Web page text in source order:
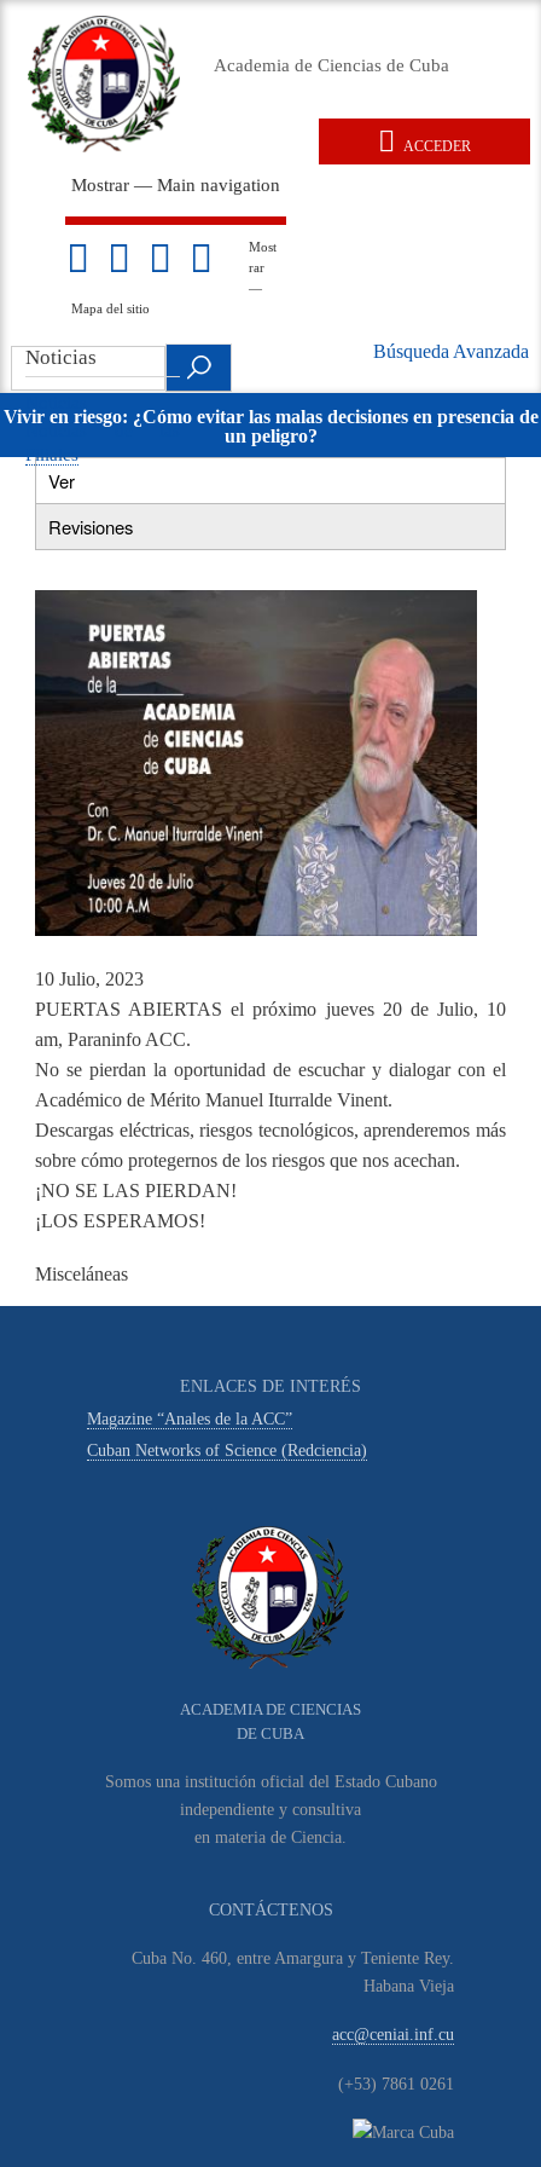
contenido
Academia de Ciencias de Cuba
Main
navigation
Mostrar — Main navigation
Inicio
Acerca de
Membresía
Premios
Eventos
Relaciones exteriores
Documentos legales
Repositorio
Noticias
sitio
Most
rar
—
Mapa del sitio
.
ACCEDER
Search Búsqueda Avanzada
Vivir en riesgo: ¿Cómo evitar las malas decisiones en presencia de
un peligro?
Primary
tabs
Ver(solapa
activa)
Revisiones
10 Julio, 2023
PUERTAS ABIERTAS el próximo jueves 20 de Julio, 10
am, Paraninfo ACC.
No se pierdan la oportunidad de escuchar y dialogar con el
Académico de Mérito Manuel Iturralde Vinent.
Descargas eléctricas, riesgos tecnológicos, aprenderemos más
sobre cómo protegernos de los riesgos que nos acechan.
¡NO SE LAS PIERDAN!
¡LOS ESPERAMOS!
Misceláneas
Noticias
Noticias de las
Filiales
ENLACES DE INTERÉS
Magazine “Anales de la ACC”
Cuban Networks of Science (Redciencia)
ACADEMIA DE CIENCIAS
DE CUBA
Somos una institución oficial del Estado Cubano
independiente y consultiva
en materia de Ciencia.
CONTÁCTENOS
Cuba No. 460, entre Amargura y Teniente Rey.
Habana Vieja
acc@ceniai.inf.cu
(+53) 7861 0261